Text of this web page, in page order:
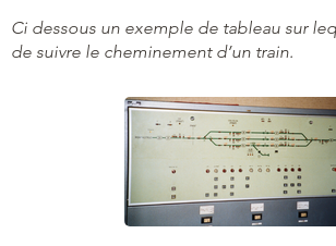
Ci dessous un exemple de tableau sur
de suivre le cheminement d’un train.